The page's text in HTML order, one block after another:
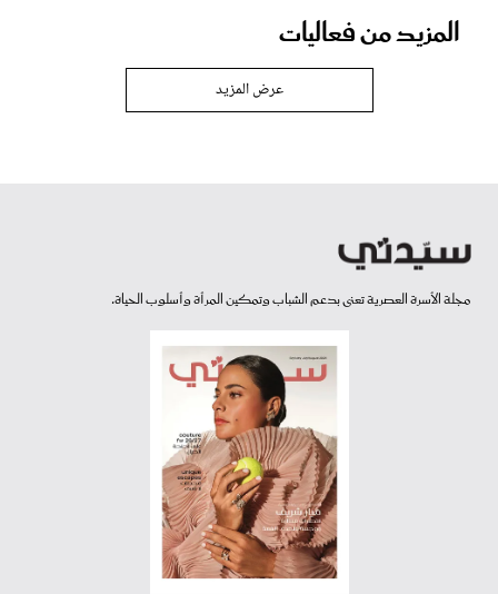
المزيد من فعاليات
عرض المزيد
مجلة الأسرة العصرية تعنى بدعم الشباب وتمكين المرأة وأسلوب الحياة.